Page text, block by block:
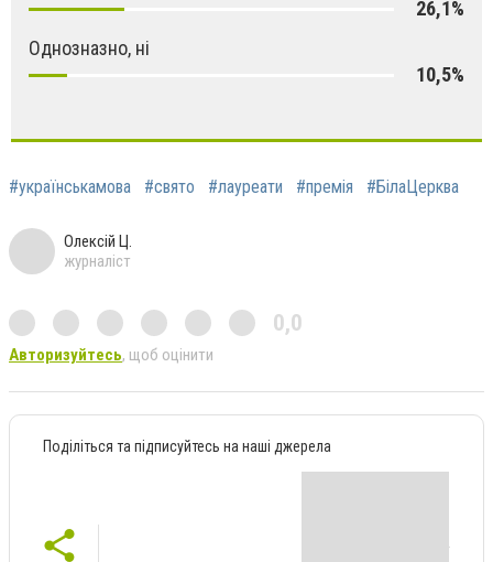
26,1%
Однозназно, ні
10,5%
#українськамова #свято #лауреати #премія #БілаЦерква
Олексій Ц.
журналіст
0,0
Авторизуйтесь, щоб оцінити
Поділіться та підписуйтесь на наші джерела